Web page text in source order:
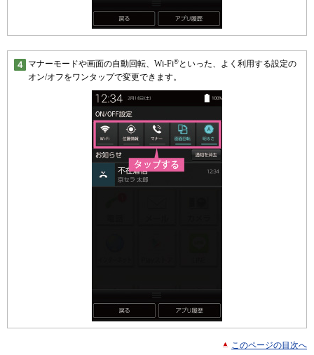
マナーモードや画面の自動回転、Wi-Fi® といった、よく利用する設定の
オン/オフをワンタップで変更できます。
このページの目次へ